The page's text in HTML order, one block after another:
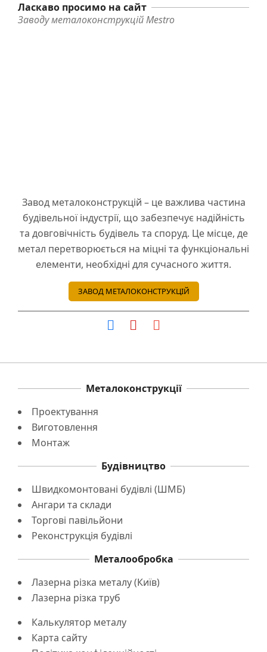
Ласкаво просимо на сайт
Заводу металоконструкцій Mestro
Завод металоконструкцій – це важлива частина
будівельної індустрії, що забезпечує надійність
та довговічність будівель та споруд. Це місце, де
метал перетворюється на міцні та функціональні
елементи, необхідні для сучасного життя.
ЗАВОД МЕТАЛОКОНСТРУКЦІЙ
Металоконструкції
Проектування
Виготовлення
Монтаж
Будівництво
Швидкомонтовані будівлі (ШМБ)
Ангари та склади
Торгові павільйони
Реконструкція будівлі
Металообробка
Лазерна різка металу (Київ)
Лазерна різка труб
Калькулятор металу
Карта сайту